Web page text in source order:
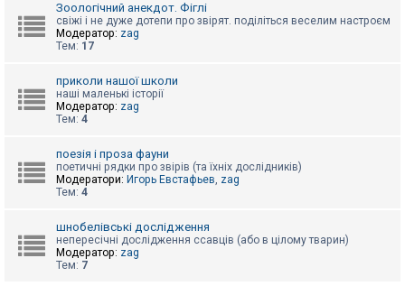
Зоологічний анекдот. Фіглі
свіжі і не дуже дотепи про звірят. поділіться веселим настроєм
Модератор: zag
Тем: 17
приколи нашої школи
наші маленькі історії
Модератор: zag
Тем: 4
поезія і проза фауни
поетичні рядки про звірів (та їхніх дослідників)
Модератори: Игорь Евстафьев, zag
Тем: 4
шнобелівські дослідження
непересічні дослідження ссавців (або в цілому тварин)
Модератор: zag
Тем: 7